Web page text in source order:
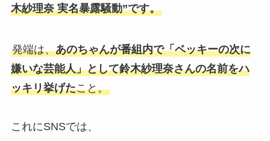
木紗理奈 実名暴露騒動”です。
発端は、あのちゃんが番組内で「ベッキーの次に
嫌いな芸能人」として鈴木紗理奈さんの名前をハ
ッキリ挙げたこと。
これにSNSでは、